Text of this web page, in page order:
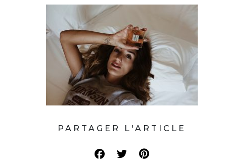
PARTAGER L'ARTICLE